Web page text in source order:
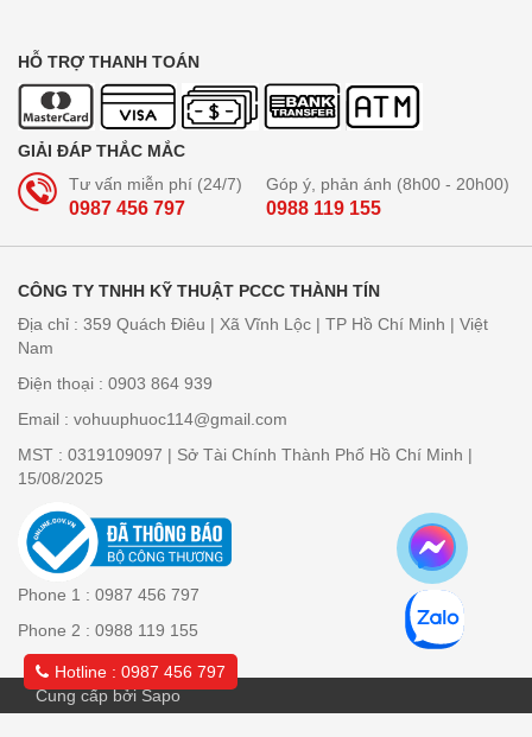
HỖ TRỢ THANH TOÁN
GIẢI ĐÁP THẮC MẮC
Tư vấn miễn phí (24/7)
0987 456 797
Góp ý, phản ánh (8h00 - 20h00)
0988 119 155
CÔNG TY TNHH KỸ THUẬT PCCC THÀNH TÍN
Địa chỉ : 359 Quách Điêu | Xã Vĩnh Lộc | TP Hồ Chí Minh | Việt
Nam
Điện thoại : 0903 864 939
Email : vohuuphuoc114@gmail.com
MST : 0319109097 | Sở Tài Chính Thành Phố Hồ Chí Minh |
15/08/2025
Phone 1 : 0987 456 797
Phone 2 : 0988 119 155
Cung cấp bởi Sapo
Hotline : 0987 456 797